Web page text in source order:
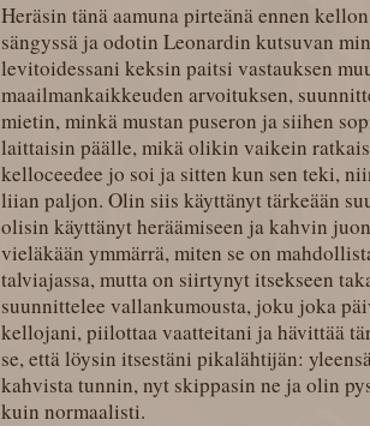
Heräsin tänä aamuna pirteänä ennen
sängyssä ja odotin Leonardin kutsuvan
levitoidessani keksin paitsi vastauksen
maailmankaikkeuden arvoituksen,
mietin, minkä mustan puseron ja siihen
laittaisin päälle, mikä olikin vaikein
kelloceedee jo soi ja sitten kun sen teki,
liian paljon. Olin siis käyttänyt tärkeään
olisin käyttänyt heräämiseen ja kahvin
vieläkään ymmärrä, miten se on
talviajassa, mutta on siirtynyt itsekseen
suunnittelee vallankumousta, joku joka
kellojani, piilottaa vaatteitani ja hävittää
se, että löysin itsestäni pikalähtijän:
kahvista tunnin, nyt skippasin ne ja olin
kuin normaalisti.